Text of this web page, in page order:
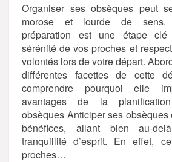
Organiser ses obsèques peut
morose et lourde de sens.
préparation est une étape
sérénité de vos proches et
volontés lors de votre départ.
différentes facettes de cette
comprendre pourquoi elle
avantages de la
obsèques Anticiper ses obsèques
bénéfices, allant bien au-
tranquillité d’esprit. En effet,
proches…